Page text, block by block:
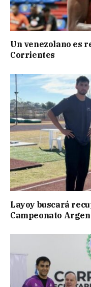
Un venezolano es
Corrientes
Layoy buscará
Campeonato